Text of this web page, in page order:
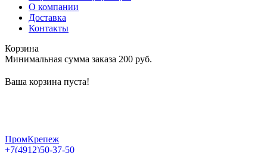
О компании
Доставка
Контакты
Корзина
Минимальная сумма заказа 200 руб.
Ваша корзина пуста!
ПромКрепеж
+7(4912)50-37-50